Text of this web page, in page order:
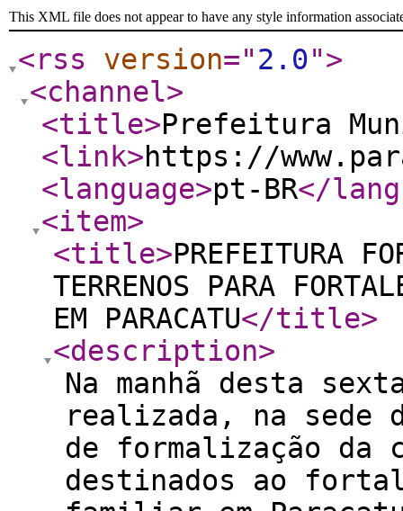
This XML file does not appear to have any style information
<rss version="2.0">
<channel>
<title>Prefeitura
<link>https://
<language>pt-BR</
<item>
<title>PREFEITURA
TERRENOS PARA
EM PARACATU</title>
<description>
Na manhã desta
realizada, na sede
de formalização da
destinados ao